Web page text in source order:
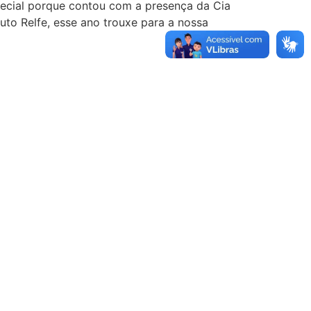
porque contou com a presença da Cia
Relfe, esse ano trouxe para a nossa